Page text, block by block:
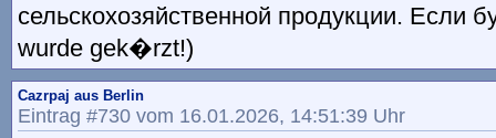
сельскохозяйственной продукции. Если
wurde gek�rzt!)
Cazrpaj aus Berlin
Eintrag #730 vom 16.01.2026, 14:51:39 Uhr